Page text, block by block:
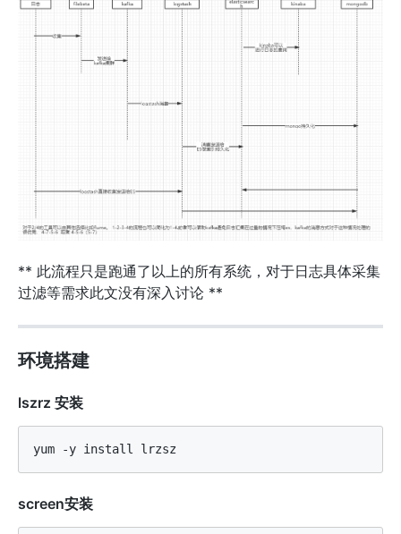
** 此流程只是跑通了以上的所有系统，对于日志具体采集
过滤等需求此文没有深入讨论 **
环境搭建
lszrz 安装
screen安装